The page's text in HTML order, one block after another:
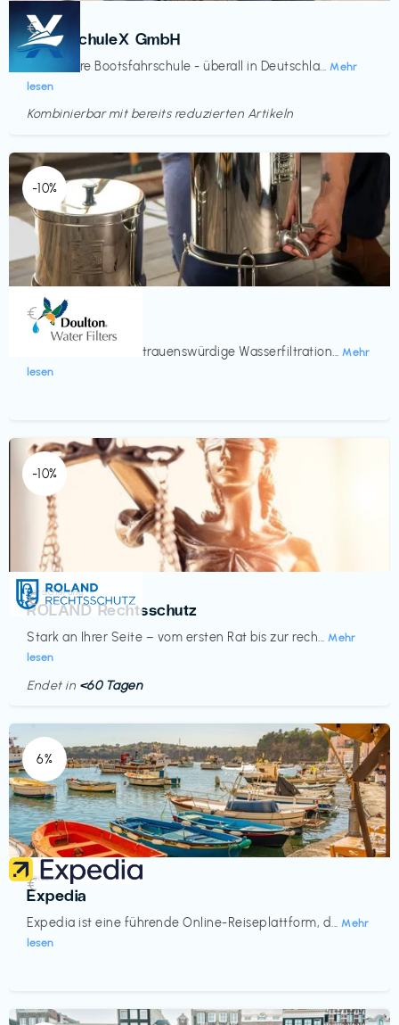
Kurse
BootsschuleX GmbH
Deine faire Bootsfahrschule - überall in Deutschla... Mehr
lesen
€‎
Kombinierbar mit bereits reduzierten Artikeln
-10%
Küche & Haushalt
Doulton
Seit 200 Jahren vertrauenswürdige Wasserfiltration... Mehr
lesen
€‎
-10%
Versicherung
ROLAND Rechtsschutz
Stark an Ihrer Seite – vom ersten Rat bis zur rech... Mehr
lesen
€‎
Endet in <60 Tagen
6%
Reisen
Expedia
Expedia ist eine führende Online-Reiseplattform, d... Mehr
lesen
€‎